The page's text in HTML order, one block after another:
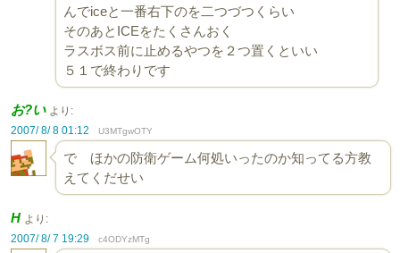
んでiceと一番右下のを二つづつくらい
そのあとICEをたくさんおく
ラスボス前に止めるやつを２つ置くといい
５１で終わりです
お?い より:
2007/ 8/ 8 01:12
U3MTgwOTY
で ほかの防衛ゲーム何処いったのか知ってる方教
えてくだせい
H より:
2007/ 8/ 7 19:29
c4ODYzMTg